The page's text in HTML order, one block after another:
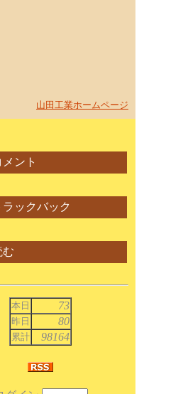
山田工業ホームページ
ント
ックバック
む
本日 73
昨日 80
累計 98164